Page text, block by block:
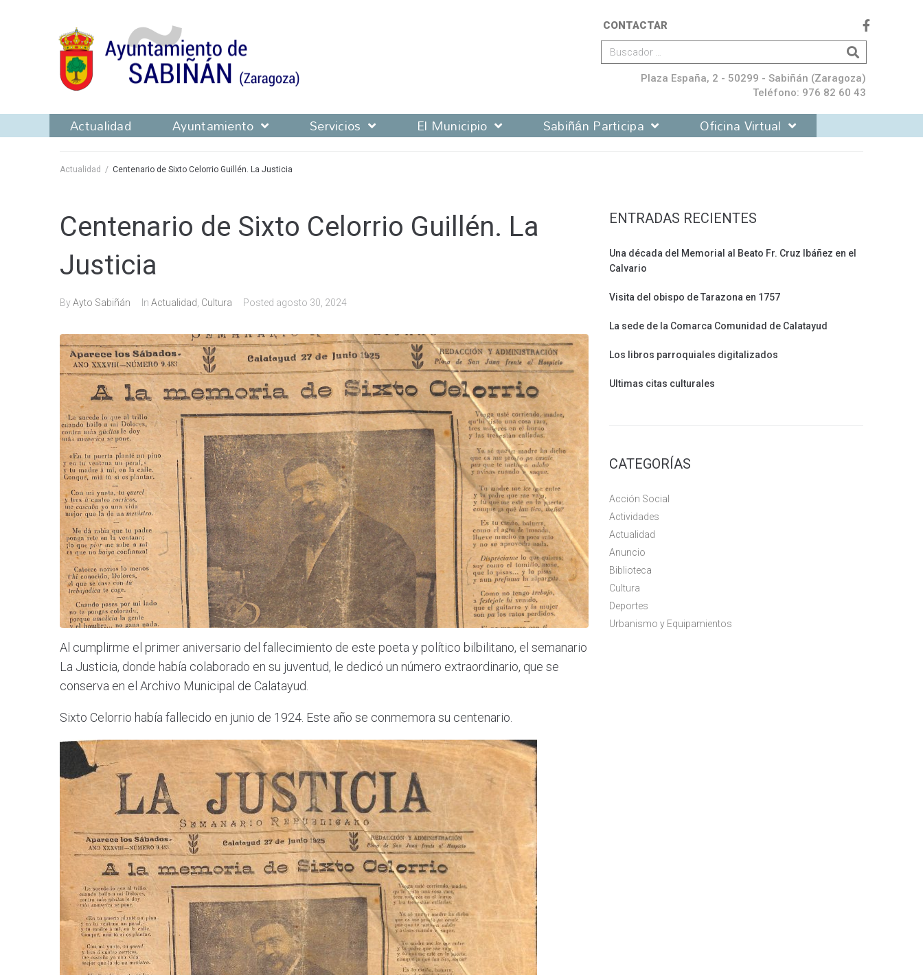
CONTACTAR
Plaza España, 2 - 50299 - Sabiñán (Zaragoza)
Teléfono: 976 82 60 43
Actualidad Ayuntamiento Servicios El Municipio Sabiñán Participa Oficina Virtual
Actualidad / Centenario de Sixto Celorrio Guillén. La Justicia
Centenario de Sixto Celorrio Guillén. La
Justicia
ByAyto Sabiñán In Actualidad Cultura Posted agosto 30, 2024
Al cumplirme el primer aniversario del fallecimiento de este poeta y político bilbilitano, el semanario
La Justicia, donde había colaborado en su juventud, le dedicó un número extraordinario, que se
conserva en el Archivo Municipal de Calatayud.
Sixto Celorrio había fallecido en junio de 1924. Este año se conmemora su centenario.
ENTRADAS RECIENTES
Una década del Memorial al Beato Fr. Cruz Ibáñez en el
Calvario
Visita del obispo de Tarazona en 1757
La sede de la Comarca Comunidad de Calatayud
Los libros parroquiales digitalizados
Ultimas citas culturales
CATEGORÍAS
Acción Social
Actividades
Actualidad
Anuncio
Biblioteca
Cultura
Deportes
Urbanismo y Equipamientos